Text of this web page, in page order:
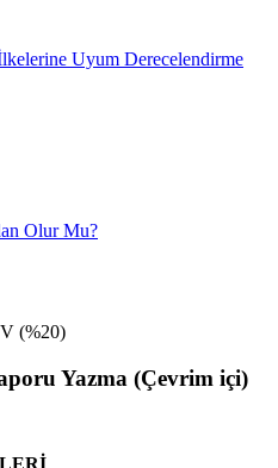
Uyum Derecelendirme
Olur Mu?
(%20)
Yazma (Çevrim içi)